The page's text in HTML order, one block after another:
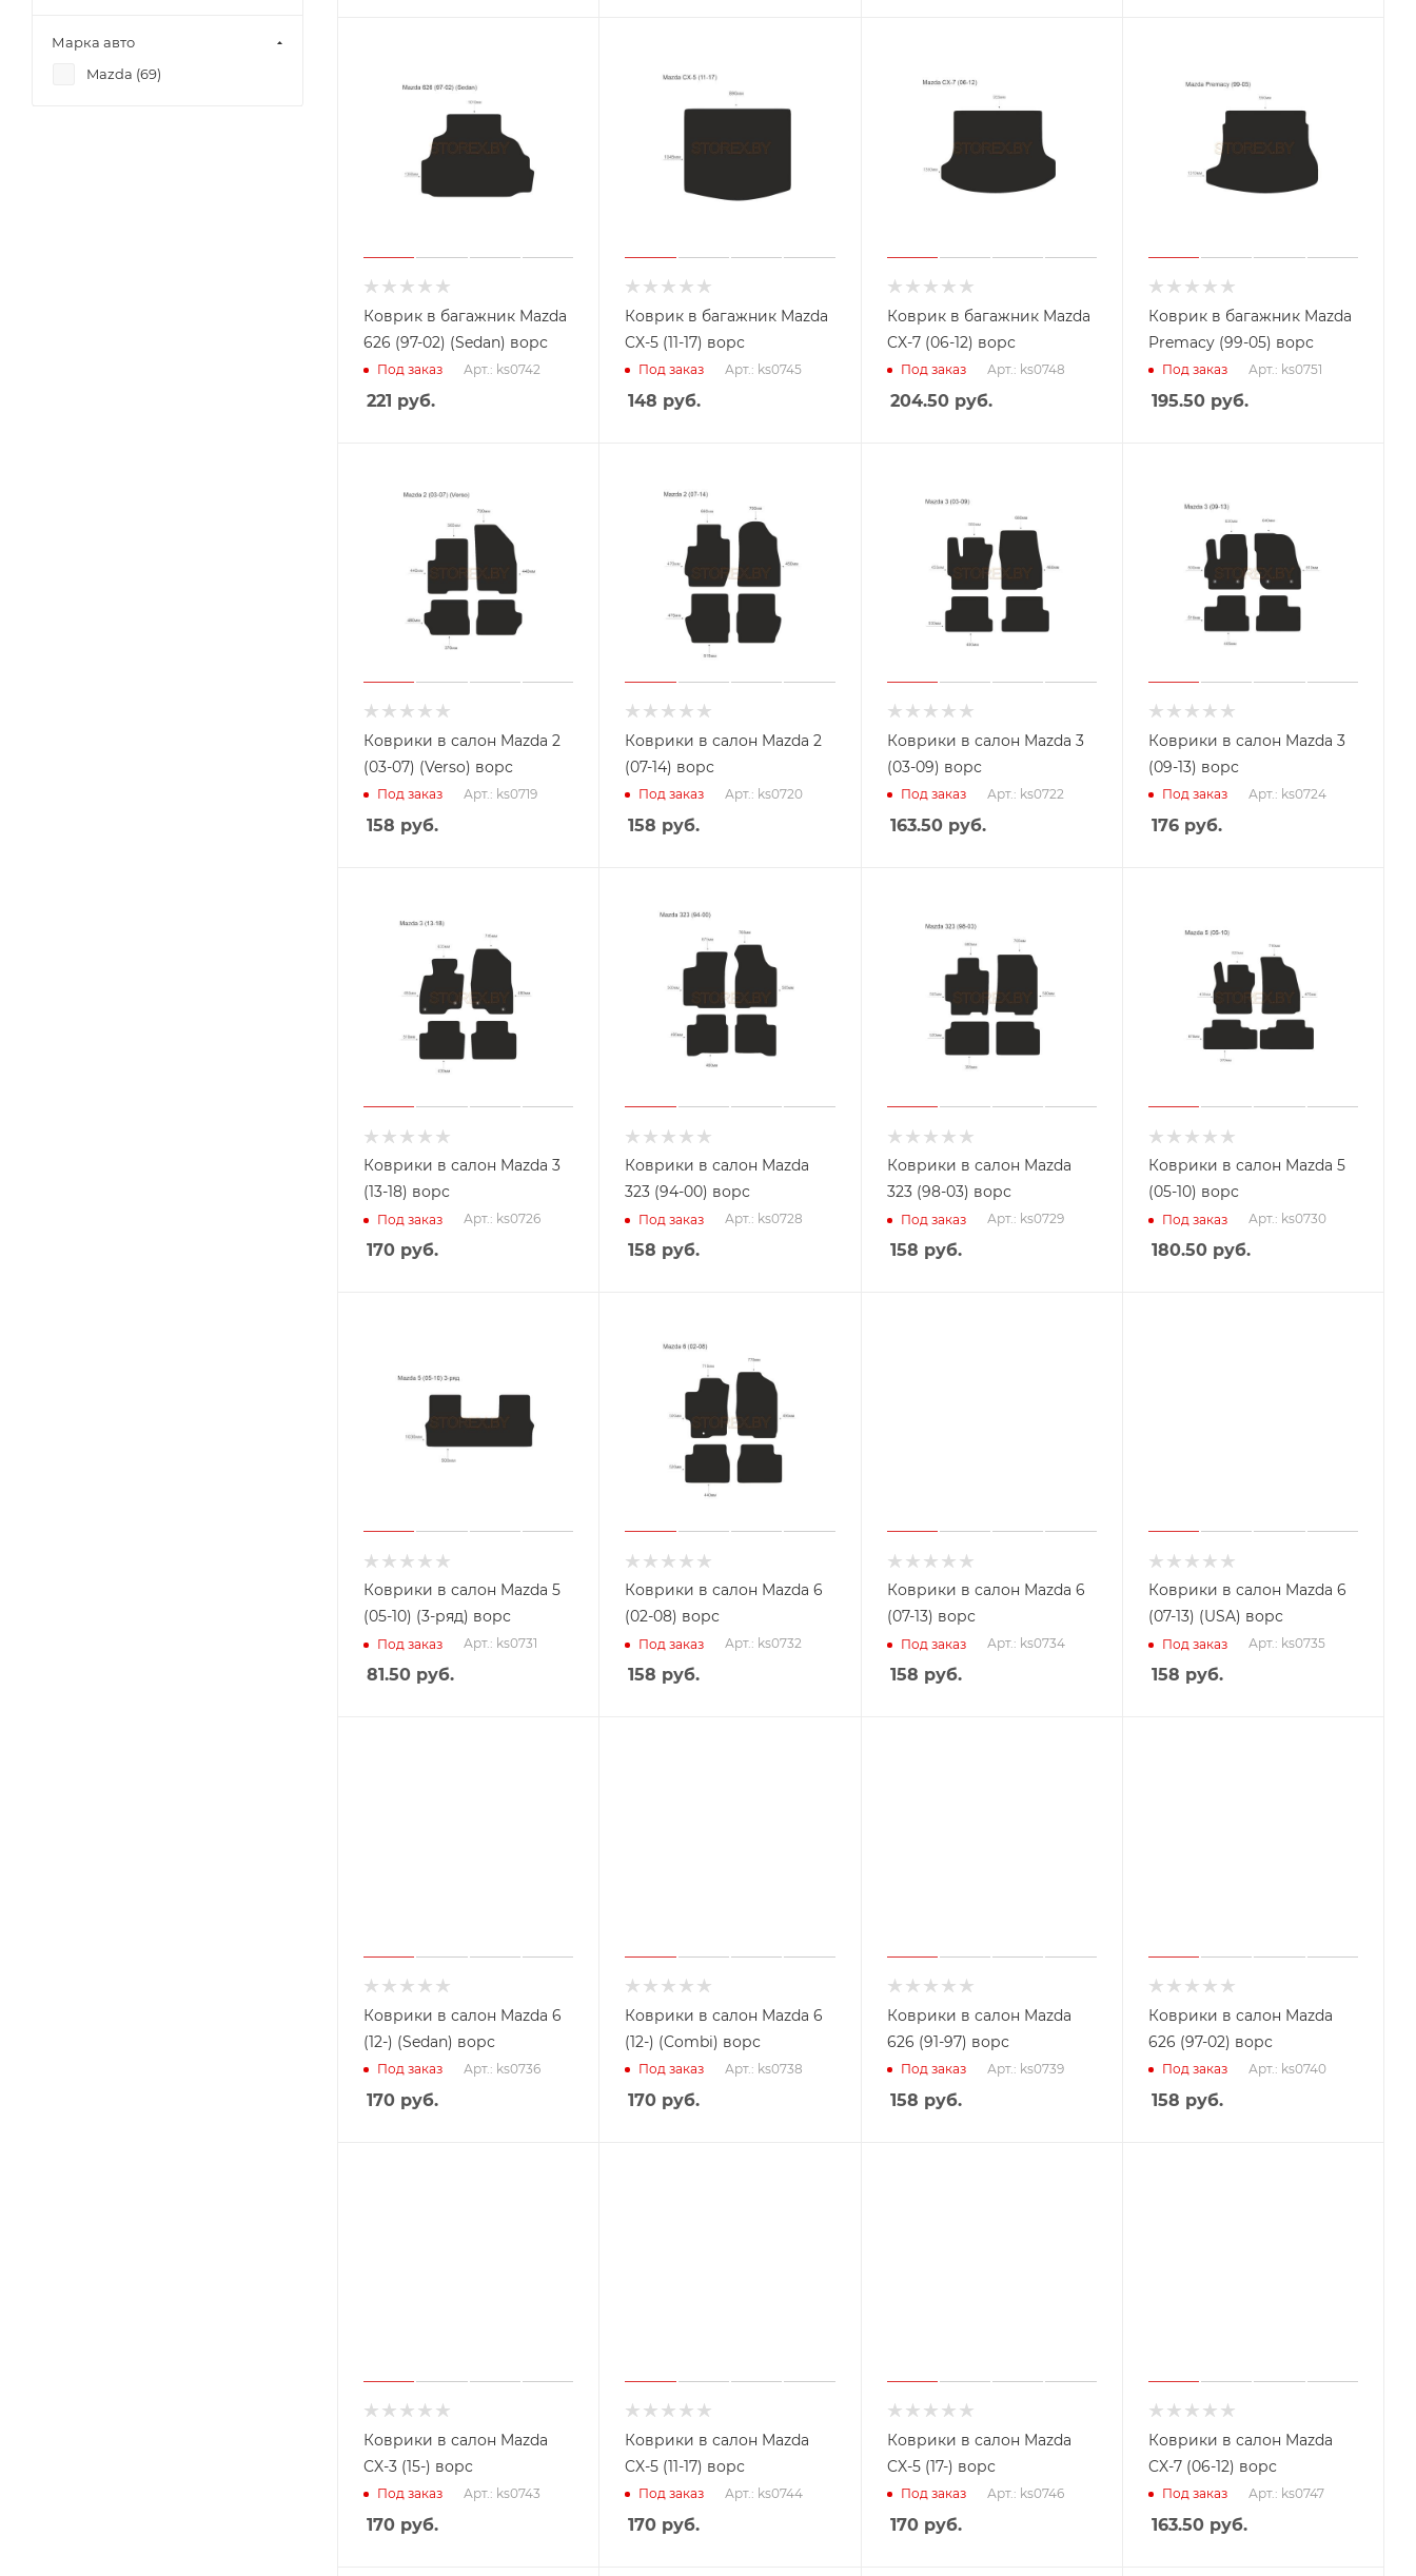
Коврик в багажник Mazda
626 (97-02) (Sedan) ворс
Под заказ Арт.: ks0742
221 руб.
Коврик в багажник Mazda
CX-5 (11-17) ворс
Под заказ Арт.: ks0745
148 руб.
Коврик в багажник Mazda
CX-7 (06-12) ворс
Под заказ Арт.: ks0748
204.50руб.
Коврик в багажник Mazda
Premacy (99-05) ворс
Под заказ Арт.: ks0751
195.50руб.
Коврики в салон Mazda 2
(03-07) (Verso) ворс
Под заказ Арт.: ks0719
158 руб.
Коврики в салон Mazda 2
(07-14) ворс
Под заказ Арт.: ks0720
158 руб.
Коврики в салон Mazda 3
(03-09) ворс
Под заказ Арт.: ks0722
163.50руб.
Коврики в салон Mazda 3
(09-13) ворс
Под заказ Арт.: ks0724
176руб.
Коврики в салон Mazda 3
(13-18) ворс
Под заказ Арт.: ks0726
170 руб.
Коврики в салон Mazda
323 (94-00) ворс
Под заказ Арт.: ks0728
158 руб.
Коврики в салон Mazda
323 (98-03) ворс
Под заказ Арт.: ks0729
158 руб.
Коврики в салон Mazda 5
(05-10) ворс
Под заказ Арт.: ks0730
180.50руб.
Коврики в салон Mazda 5
(05-10) (3-ряд) ворс
Под заказ Арт.: ks0731
81.50 руб.
Коврики в салон Mazda 6
(02-08) ворс
Под заказ Арт.: ks0732
158 руб.
Коврики в салон Mazda 6
(07-13) ворс
Под заказ Арт.: ks0734
158 руб.
Коврики в салон Mazda 6
(07-13) (USA) ворс
Под заказ Арт.: ks0735
158 руб.
Коврики в салон Mazda 6
(12-) (Sedan) ворс
Под заказ Арт.: ks0736
170 руб.
Коврики в салон Mazda 6
(12-) (Combi) ворс
Под заказ Арт.: ks0738
170 руб.
Коврики в салон Mazda
626 (91-97) ворс
Под заказ Арт.: ks0739
158 руб.
Коврики в салон Mazda
626 (97-02) ворс
Под заказ Арт.: ks0740
158 руб.
Коврики в салон Mazda
CX-3 (15-) ворс
Под заказ Арт.: ks0743
170 руб.
Коврики в салон Mazda
CX-5 (11-17) ворс
Под заказ Арт.: ks0744
170 руб.
Коврики в салон Mazda
CX-5 (17-) ворс
Под заказ Арт.: ks0746
170руб.
Коврики в салон Mazda
CX-7 (06-12) ворс
Под заказ Арт.: ks0747
163.50руб.
Марка авто
Mazda (69)